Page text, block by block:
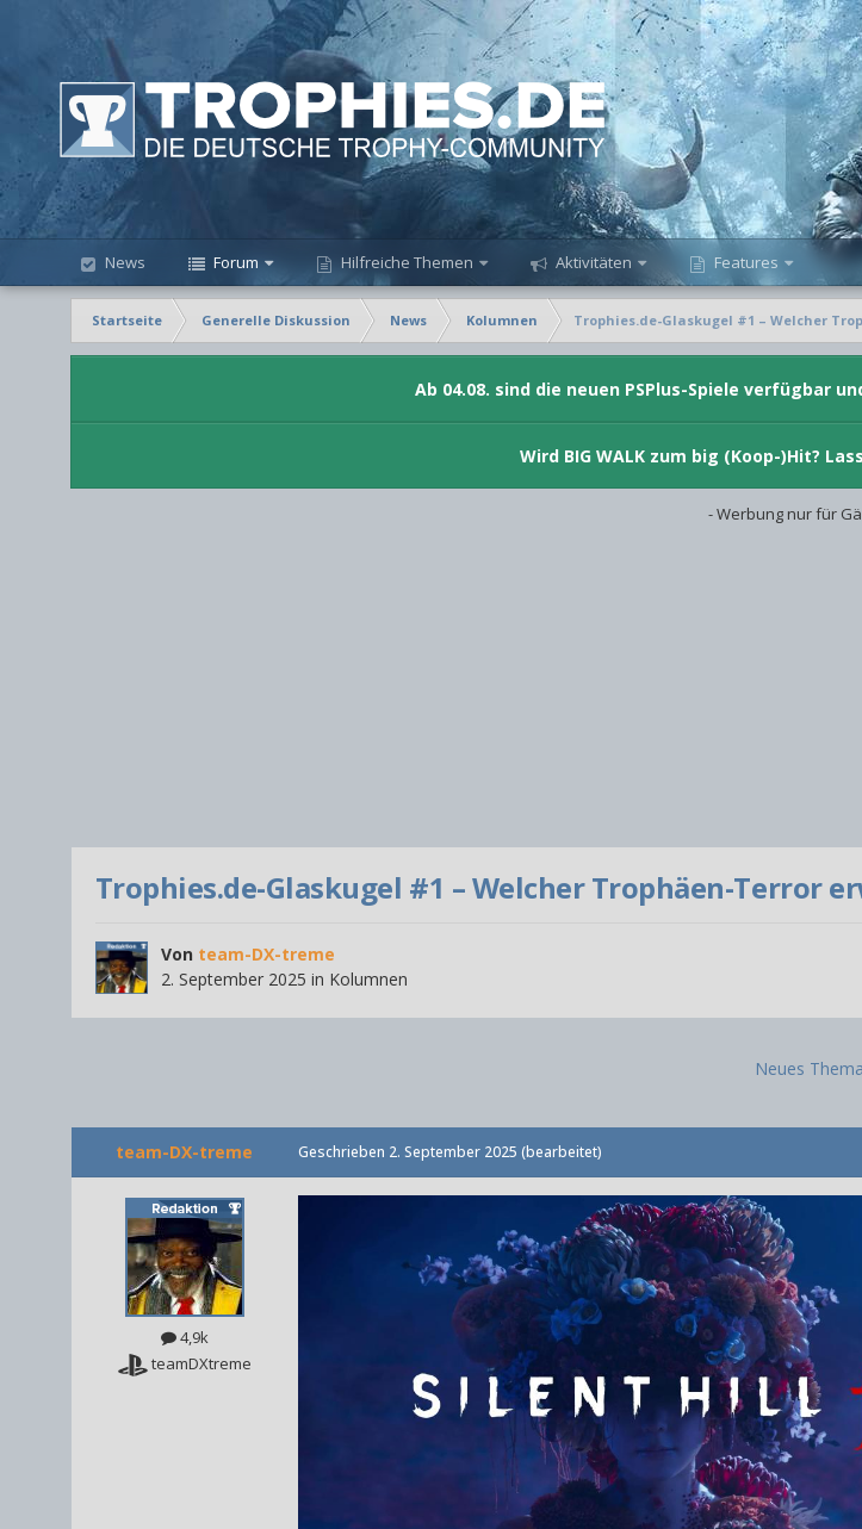
News Forum Hilfreiche Themen Aktivitäten Features
Startseite Generelle Diskussion News Kolumnen Trophies.de-Glaskugel #1 – Welcher
Ab 04.08. sind die neuen PSPlus-Spiele verfügbar
Wird BIG WALK zum big (Koop-)Hit?
- Werbung nur für
Trophies.de-Glaskugel #1 – Welcher Trophäen-Terror
Von team-DX-treme
2. September 2025 in Kolumnen
Neues
team-DX-treme
4,9k
teamDXtreme
Geschrieben 2. September 2025 (bearbeitet)